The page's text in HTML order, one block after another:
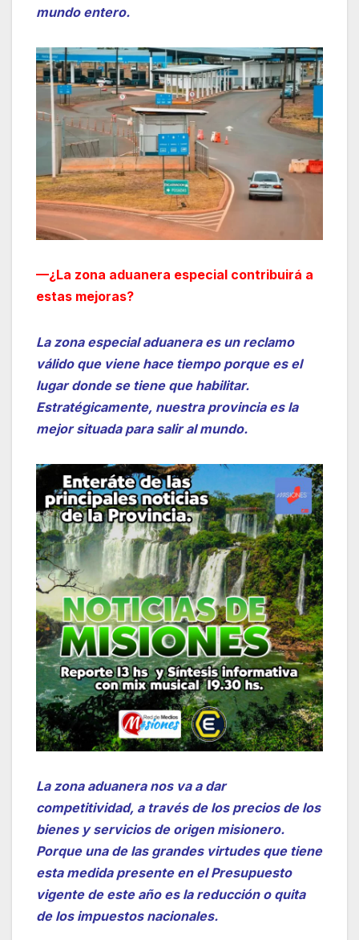
mundo entero.
—¿La zona aduanera especial contribuirá a
estas mejoras?
La zona especial aduanera es un reclamo
válido que viene hace tiempo porque es el
lugar donde se tiene que habilitar.
Estratégicamente, nuestra provincia es la
mejor situada para salir al mundo.
La zona aduanera nos va a dar
competitividad, a través de los precios de los
bienes y servicios de origen misionero.
Porque una de las grandes virtudes que tiene
esta medida presente en el Presupuesto
vigente de este año es la reducción o quita
de los impuestos nacionales.